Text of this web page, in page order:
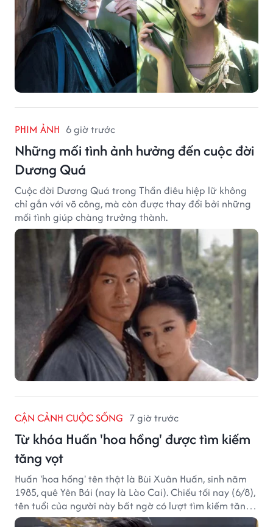
PHIM ẢNH 6 giờ trước
Những mối tình ảnh hưởng đến cuộc đời
Dương Quá
Cuộc đời Dương Quá trong Thần điêu hiệp lữ không
chỉ gắn với võ công, mà còn được thay đổi bởi những
mối tình giúp chàng trưởng thành.
CẬN CẢNH CUỘC SỐNG 7 giờ trước
Từ khóa Huấn 'hoa hồng' được tìm kiếm
tăng vọt
Huấn 'hoa hồng' tên thật là Bùi Xuân Huấn, sinh năm
1985, quê Yên Bái (nay là Lào Cai). Chiều tối nay (6/8),
tên tuổi của người này bất ngờ có lượt tìm kiếm tăng
vọt.